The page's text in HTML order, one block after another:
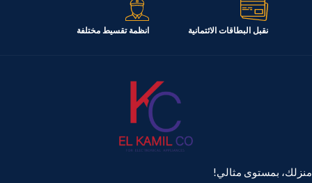
450 لتر السعة
نقبل البطاقات الائتمانية انظمة تقسيط مختلفة
منزلك، بمستوى مثالي!